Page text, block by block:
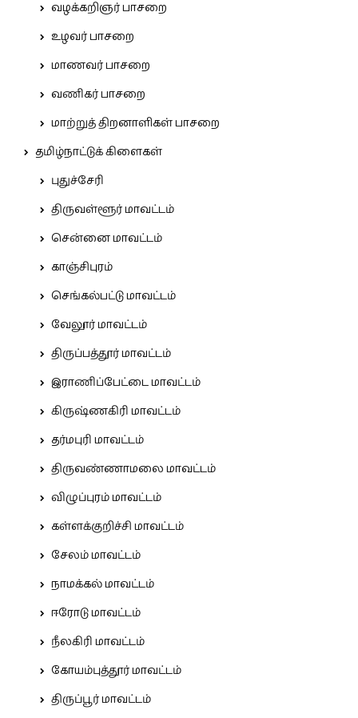
வழக்கறிஞர் பாசறை
உழவர் பாசறை
மாணவர் பாசறை
வணிகர் பாசறை
மாற்றுத் திறனாளிகள் பாசறை
தமிழ்நாட்டுக் கிளைகள்
புதுச்சேரி
திருவள்ளூர் மாவட்டம்
சென்னை மாவட்டம்
காஞ்சிபுரம்
செங்கல்பட்டு மாவட்டம்
வேலூர் மாவட்டம்
திருப்பத்தூர் மாவட்டம்
இராணிப்பேட்டை மாவட்டம்
கிருஷ்ணகிரி மாவட்டம்
தர்மபுரி மாவட்டம்
திருவண்ணாமலை மாவட்டம்
விழுப்புரம் மாவட்டம்
கள்ளக்குறிச்சி மாவட்டம்
சேலம் மாவட்டம்
நாமக்கல் மாவட்டம்
ஈரோடு மாவட்டம்
நீலகிரி மாவட்டம்
கோயம்புத்தூர் மாவட்டம்
திருப்பூர் மாவட்டம்